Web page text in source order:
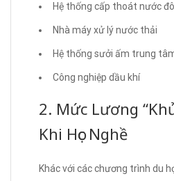
Hệ thống cấp thoát nước
Nhà máy xử lý nước thải
Hệ thống sưởi ấm trung
Công nghiệp dầu khí
2. Mức Lương
Khi Học Nghề
Khác với các chương trình du